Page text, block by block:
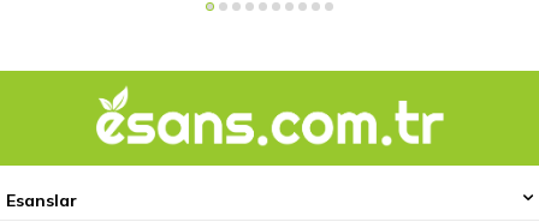
Esanslar